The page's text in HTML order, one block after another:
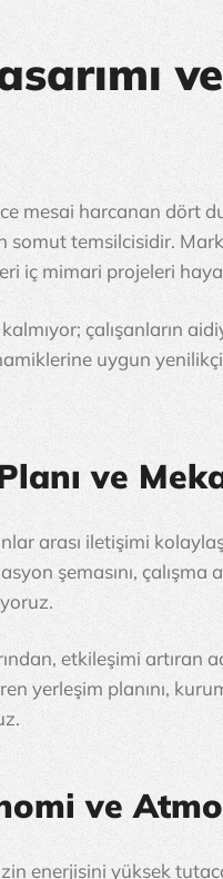
mesai harcanan dört
temsilcisidir.
iç mimari projeleri
çalışanların
uygun yenilikçi
ve
arası iletişimi
şemasını, çalışma
etkileşimi artıran
yerleşim planını,
ve
enerjisini yüksek